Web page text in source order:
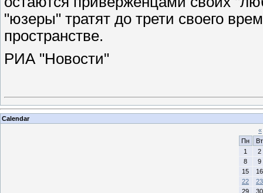
"юзеры" тратят до трети своего
пространстве.
РИА "Новости"
Calendar
«
Пн
Вт
1
2
8
9
15
16
22
23
29
30